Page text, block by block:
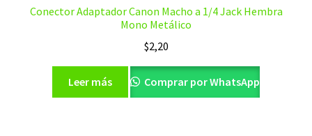
Conector Adaptador Canon Macho a 1/4 Jack Hembra
Mono Metálico
$2,20
Leer más Comprar por WhatsApp